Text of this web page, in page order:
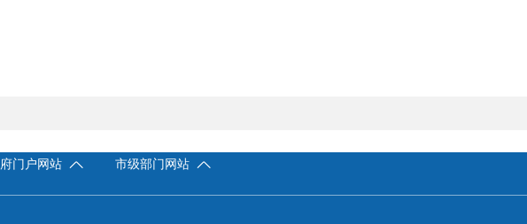
门户网站 市级部门网站